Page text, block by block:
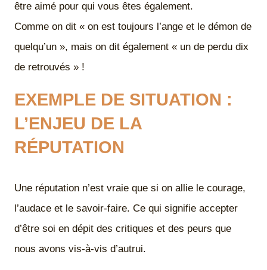
être aimé pour qui vous êtes également.
Comme on dit « on est toujours l’ange et le démon de
quelqu’un », mais on dit également « un de perdu dix
de retrouvés » !
EXEMPLE DE SITUATION :
L’ENJEU DE LA
RÉPUTATION
Une réputation n’est vraie que si on allie le courage,
l’audace et le savoir-faire. Ce qui signifie accepter
d’être soi en dépit des critiques et des peurs que
nous avons vis-à-vis d’autrui.